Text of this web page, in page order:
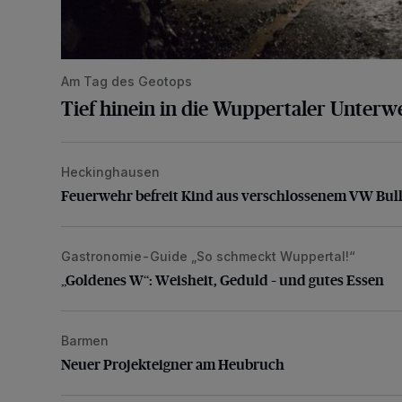
Am Tag des Geotops
Tief hinein in die Wuppertaler
Feuerwehr befreit Kind aus verschlossenem VW Bulli
Heckinghausen
Feuerwehr befreit Kind aus verschlossenem VW
„Goldenes W“: Weisheit, Geduld – und gutes Essen
Gastronomie-Guide „So schmeckt Wuppertal!“
„Goldenes W“: Weisheit, Geduld – und gutes Essen
Neuer Projekteigner am Heubruch
Barmen
Neuer Projekteigner am Heubruch